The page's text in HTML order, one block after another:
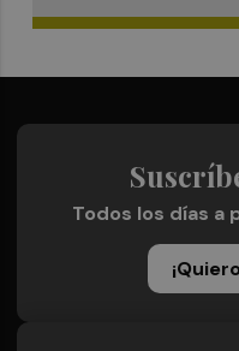
Todos los días a